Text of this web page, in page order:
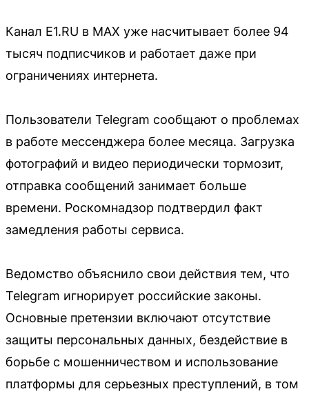
Канал E1.RU в MAX уже насчитывает более 94
тысяч подписчиков и работает даже при
ограничениях интернета.
Пользователи Telegram сообщают о проблемах
в работе мессенджера более месяца. Загрузка
фотографий и видео периодически тормозит,
отправка сообщений занимает больше
времени. Роскомнадзор подтвердил факт
замедления работы сервиса.
Ведомство объяснило свои действия тем, что
Telegram игнорирует российские законы.
Основные претензии включают отсутствие
защиты персональных данных, бездействие в
борьбе с мошенничеством и использование
платформы для серьезных преступлений, в том